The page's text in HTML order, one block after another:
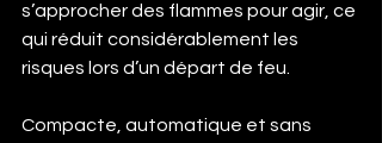
s’approcher des flammes pour agir, ce
qui réduit considérablement les
risques lors d’un départ de feu.
Compacte, automatique et sans